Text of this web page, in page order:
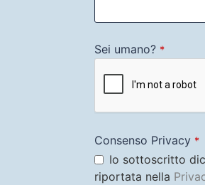
Sei umano? *
Consenso Privacy *
Io sottoscritto
riportata nella